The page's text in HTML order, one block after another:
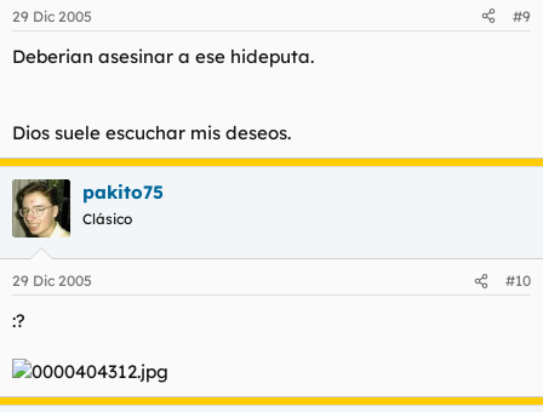
29 Dic 2005 #9
Deberian asesinar a ese hideputa.
Dios suele escuchar mis deseos.
pakito75
Clásico
29 Dic 2005 #10
:?